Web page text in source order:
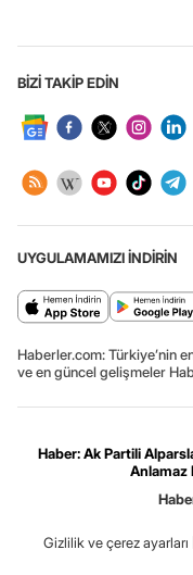
BİZİ TAKİP EDİN
UYGULAMAMIZI İNDİRİN
Haberler.com: Türkiye’nin
ve en güncel gelişmeler
Haber: Ak Partili
Anlamaz
Gizlilik ve çerez ayarları